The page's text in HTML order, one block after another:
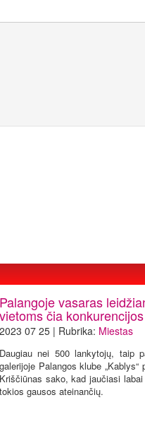
Palangoje vasaras
vietoms čia
2023 07 25 | Rubrika: Miestas
Daugiau nei 500 lankytojų, taip
galerijoje Palangos klube
Kriščiūnas sako, kad jaučiasi
tokios gausos ateinančių.